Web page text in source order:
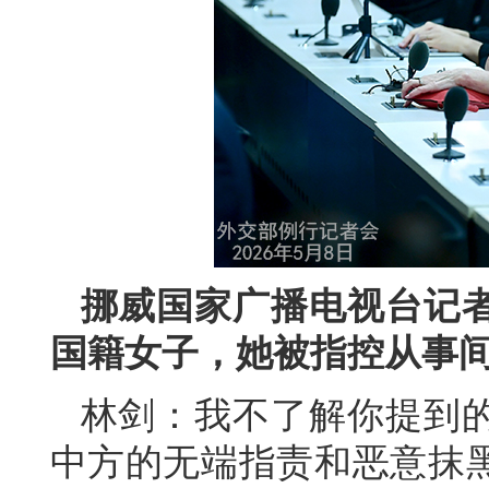
挪威国家广播电视台记
国籍女子，她被指控从事
林剑：我不了解你提到
中方的无端指责和恶意抹